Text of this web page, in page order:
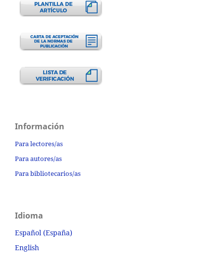
Información
Para lectores/as
Para autores/as
Para bibliotecarios/as
Idioma
Español (España)
English